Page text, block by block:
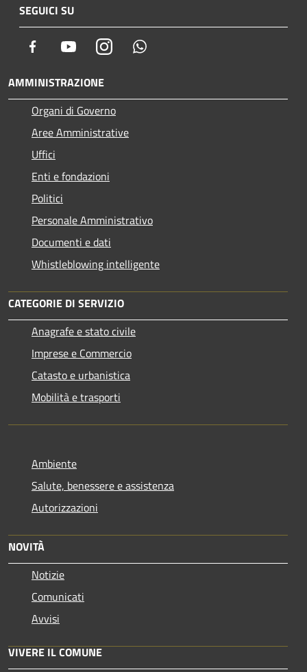
SEGUICI SU
Facebook YoutubeInstagram
AMMINISTRAZIONE
Organi di Governo
Aree Amministrative
Uffici
Enti e fondazioni
Politici
Personale Amministrativo
Documenti e dati
Whistleblowing intelligente
CATEGORIE DI SERVIZIO
Anagrafe e stato civile
Imprese e Commercio
Catasto e urbanistica
Mobilità e trasporti
Ambiente
Salute, benessere e assistenza
Autorizzazioni
NOVITÀ
Notizie
Comunicati
Avvisi
VIVERE IL COMUNE